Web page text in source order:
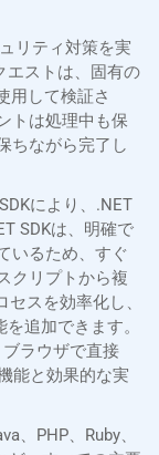
リティ対策を実
エストは、固有の
用して検証さ
トは処理中も保
ちながら完了し
により、.NET
SDKは、明確で
いるため、すぐ
クリプトから複
スを効率化し、
追加できます。
ラウザで直接
能と効果的な実
、PHP、Ruby、